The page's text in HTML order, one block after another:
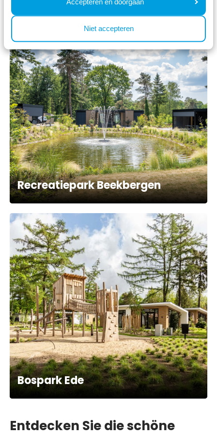
Niet accepteren
Recreatiepark Beekbergen
Bospark Ede
Entdecken Sie die schöne